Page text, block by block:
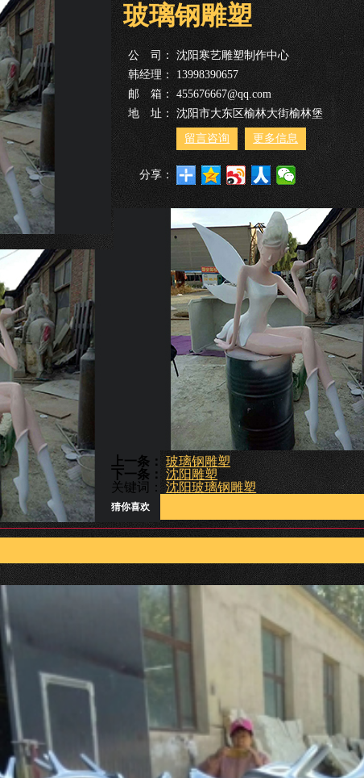
玻璃钢雕塑
公 司： 沈阳寒艺雕塑制作中心
韩经理：
13998390657
邮 箱： 455676667@qq.com
地 址： 沈阳市大东区榆林大街榆林堡
留言咨询 更多信息
分享：
上一条：
玻璃钢雕塑
下一条：
沈阳雕塑
关键词：沈阳玻璃钢雕塑
猜你喜欢